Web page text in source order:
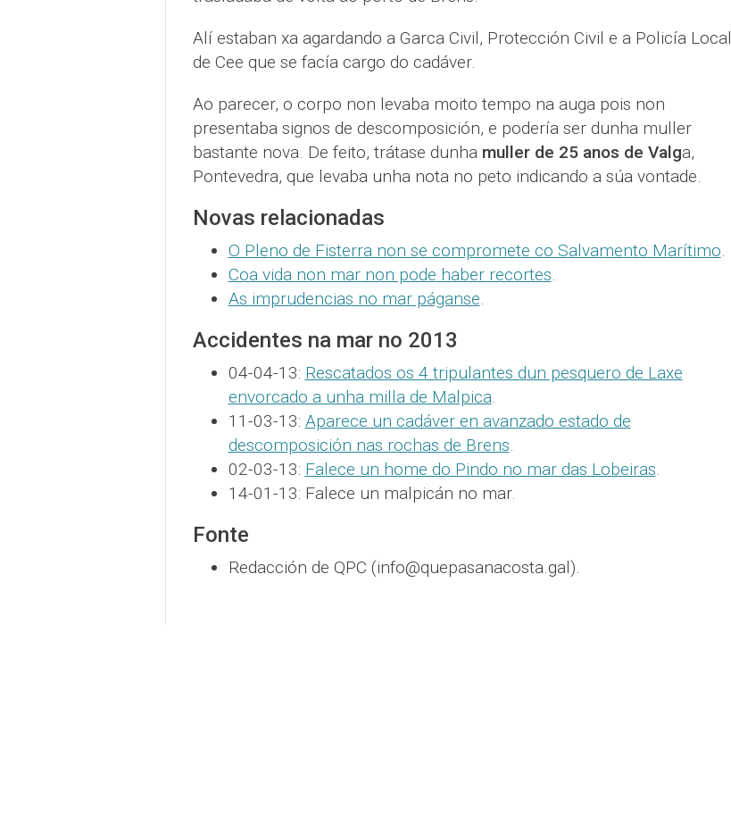
Alí estaban xa agardando a Garca Civil, Protección Civil e a Policía Local
de Cee que se facía cargo do cadáver.
Ao parecer, o corpo non levaba moito tempo na auga pois non
presentaba signos de descomposición, e podería ser dunha muller
bastante nova. De feito, trátase dunha muller de 25 anos de Valga,
Pontevedra, que levaba unha nota no peto indicando a súa vontade.
Novas relacionadas
O Pleno de Fisterra non se compromete co Salvamento Marítimo
Coa vida non mar non pode haber recortes
As imprudencias no mar páganse
Accidentes na mar no 2013
04-04-13: Rescatados os 4 tripulantes dun pesquero de Laxe
envorcado a unha milla de Malpica
11-03-13: Aparece un cadáver en avanzado estado de
descomposición nas rochas de Brens
02-03-13: Falece un home do Pindo no mar das Lobeiras
14-01-13: Falece un malpicán no mar.
Fonte
Redacción de QPC (info@quepasanacosta.gal).